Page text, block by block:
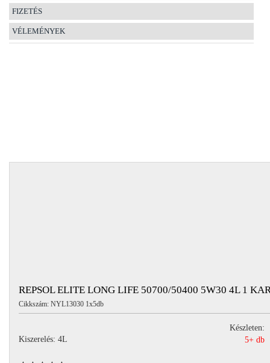
(HÉTFŐTŐL PÉNTEKIG 8-17H)
+36 70 673 9291
+36 70 674 0983
NYIRLUBKFT@GMAIL.COM
FIZETÉS
VÉLEMÉNYEK
REPSOL ELITE LONG LIFE 50700/50400 5W30 4L 1
Cikkszám: NYL13030 1x5db
Kiszerelés: 4L
Készleten:
5+ db